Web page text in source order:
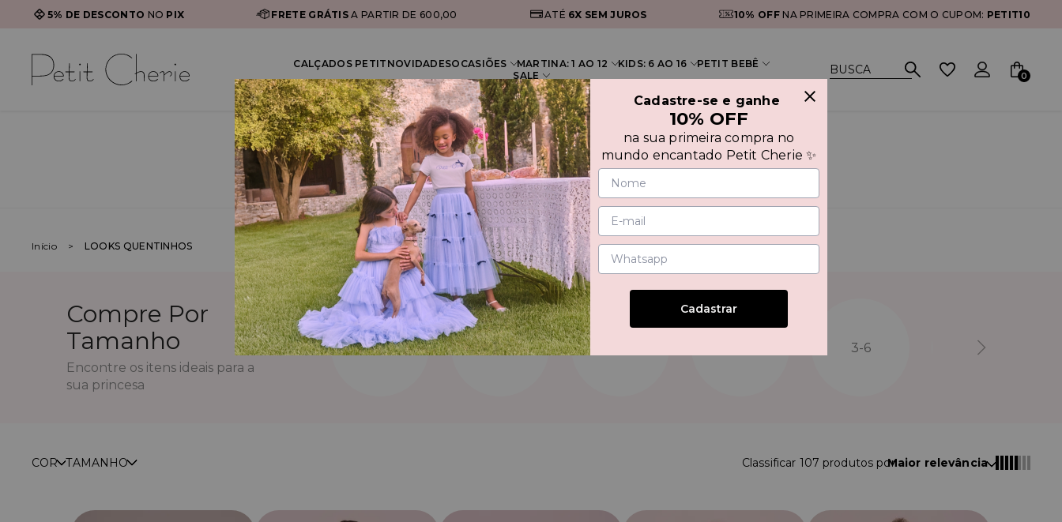
5% DE DESCONTO NO PIX FRETE GRÁTIS A PARTIR DE 600,00 ATÉ 6X SEM JUROS 10% OFFNA PRIMEIRA COMPRA COM O CUPOM: PETIT10
CALÇADOS PETIT NOVIDADESOCASIÕES MARTINA: 1 AO 12 KIDS: 6 AO 16
PETIT BEBÊ
SALE
0
LOOKS QUENTINHOS
Início LOOKS QUENTINHOS
Compre Por
Tamanho
6 8 10 12 3-6 6-9
Classificar 107 produtos porMaior relevância
COR TAMANHO
Cadastre-se e ganhe
10% OFF
na sua primeira compra no
mundo encantado Petit Cherie ✨
Cadastrar